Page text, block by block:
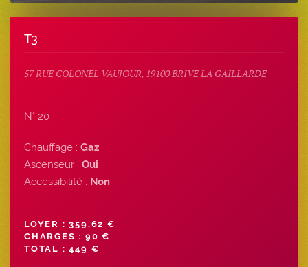
T3
57 RUE COLONEL VAUJOUR, 19100 BRIVE LA GAILLARDE
N° 20
Chauffage : Gaz
Ascenseur : Oui
Accessibilité : Non
LOYER : 359,62 €
CHARGES : 90 €
TOTAL : 449 €